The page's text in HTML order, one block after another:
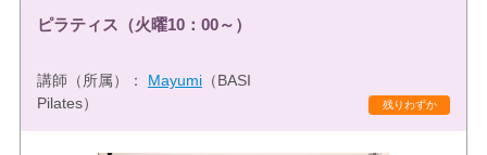
残りわずか
ピラティス（火曜10：00～）
講師（所属）： Mayumi（BASI
Pilates）